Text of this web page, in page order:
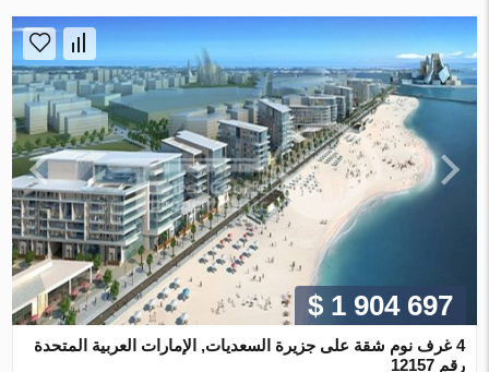
$ 1 904 697
4 غرف نوم شقة على جزيرة السعديات, الإمارات العربية المتحدة
رقم 12157